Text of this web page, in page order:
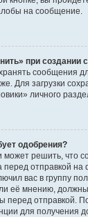
на сообщение.
при создании
сообщения
Для загрузки
личного
одобрения?
решить, что
перед отправкой
вас в группу
её мнению,
перед отправкой.
для получения